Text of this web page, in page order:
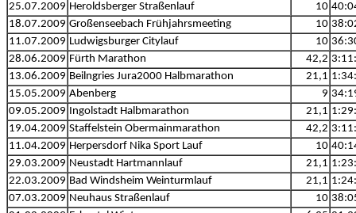
25.07.2009 Heroldsberger Straßenlauf 10
18.07.2009 Großenseebach Frühjahrsmeeting 10
11.07.2009 Ludwigsburger Citylauf 10
28.06.2009 Fürth Marathon 42,2
13.06.2009 Beilngries Jura2000 Halbmarathon 21,1
15.05.2009 Abenberg 9
09.05.2009 Ingolstadt Halbmarathon 21,1
19.04.2009 Staffelstein Obermainmarathon 42,2
11.04.2009 Herpersdorf Nika Sport Lauf 10
29.03.2009 Neustadt Hartmannlauf 21,1
22.03.2009 Bad Windsheim Weinturmlauf 21,1
07.03.2009 Neuhaus Straßenlauf 10